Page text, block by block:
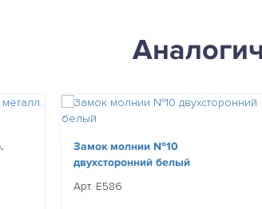
Замок молнии №10
двухсторонний белый
Арт. E586